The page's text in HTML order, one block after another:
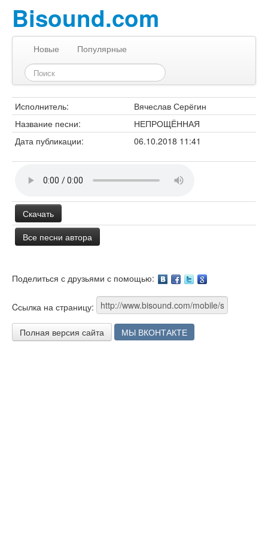
Bisound.com
Новые Популярные
Исполнитель:
Вячеслав Серёгин
Название песни:
НЕПРОЩЁННАЯ
Дата публикации:
06.10.2018 11:41
Скачать
Все песни автора
Поделиться с друзьями с помощью:
Cсылка на страницу:
Полная версия сайта МЫ ВКОНТАКТЕ